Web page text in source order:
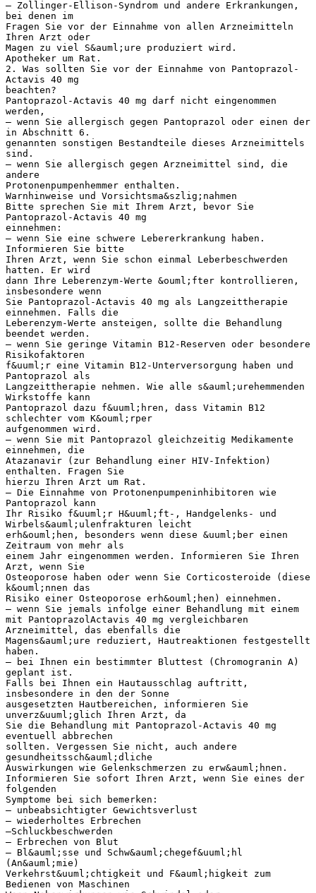
– Zollinger-Ellison-Syndrom und andere Erkrankungen,
bei denen im
Fragen Sie vor der Einnahme von allen Arzneimitteln
Ihren Arzt oder
Magen zu viel S&auml;ure produziert wird.
Apotheker um Rat.
2. Was sollten Sie vor der Einnahme von Pantoprazol-
Actavis 40 mg
beachten?
Pantoprazol-Actavis 40 mg darf nicht eingenommen
werden,
– wenn Sie allergisch gegen Pantoprazol oder einen der
in Abschnitt 6.
genannten sonstigen Bestandteile dieses Arzneimittels
sind.
– wenn Sie allergisch gegen Arzneimittel sind, die
andere
Protonenpumpenhemmer enthalten.
Warnhinweise und Vorsichtsma&szlig;nahmen
Bitte sprechen Sie mit Ihrem Arzt, bevor Sie
Pantoprazol-Actavis 40 mg
einnehmen:
– wenn Sie eine schwere Lebererkrankung haben.
Informieren Sie bitte
Ihren Arzt, wenn Sie schon einmal Leberbeschwerden
hatten. Er wird
dann Ihre Leberenzym-Werte &ouml;fter kontrollieren,
insbesondere wenn
Sie Pantoprazol-Actavis 40 mg als Langzeittherapie
einnehmen. Falls die
Leberenzym-Werte ansteigen, sollte die Behandlung
beendet werden.
– wenn Sie geringe Vitamin B12-Reserven oder besondere
Risikofaktoren
f&uuml;r eine Vitamin B12-Unterversorgung haben und
Pantoprazol als
Langzeittherapie nehmen. Wie alle s&auml;urehemmenden
Wirkstoffe kann
Pantoprazol dazu f&uuml;hren, dass Vitamin B12
schlechter vom K&ouml;rper
aufgenommen wird.
– wenn Sie mit Pantoprazol gleichzeitig Medikamente
einnehmen, die
Atazanavir (zur Behandlung einer HIV-Infektion)
enthalten. Fragen Sie
hierzu Ihren Arzt um Rat.
– Die Einnahme von Protonenpumpeninhibitoren wie
Pantoprazol kann
Ihr Risiko f&uuml;r H&uuml;ft-, Handgelenks- und
Wirbels&auml;ulenfrakturen leicht
erh&ouml;hen, besonders wenn diese &uuml;ber einen
Zeitraum von mehr als
einem Jahr eingenommen werden. Informieren Sie Ihren
Arzt, wenn Sie
Osteoporose haben oder wenn Sie Corticosteroide (diese
k&ouml;nnen das
Risiko einer Osteoporose erh&ouml;hen) einnehmen.
– wenn Sie jemals infolge einer Behandlung mit einem
mit PantoprazolActavis 40 mg vergleichbaren
Arzneimittel, das ebenfalls die
Magens&auml;ure reduziert, Hautreaktionen festgestellt
haben.
– bei Ihnen ein bestimmter Bluttest (Chromogranin A)
geplant ist.
Falls bei Ihnen ein Hautausschlag auftritt,
insbesondere in den der Sonne
ausgesetzten Hautbereichen, informieren Sie
unverz&uuml;glich Ihren Arzt, da
Sie die Behandlung mit Pantoprazol-Actavis 40 mg
eventuell abbrechen
sollten. Vergessen Sie nicht, auch andere
gesundheitssch&auml;dliche
Auswirkungen wie Gelenkschmerzen zu erw&auml;hnen.
Informieren Sie sofort Ihren Arzt, wenn Sie eines der
folgenden
Symptome bei sich bemerken:
– unbeabsichtigter Gewichtsverlust
– wiederholtes Erbrechen
–Schluckbeschwerden
– Erbrechen von Blut
– Bl&auml;sse und Schw&auml;chegef&uuml;hl
(An&auml;mie)
Verkehrst&uuml;chtigkeit und F&auml;higkeit zum
Bedienen von Maschinen